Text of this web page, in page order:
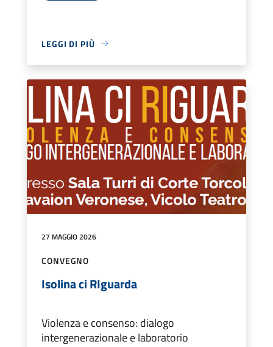
LEGGI DI PIÙ
27 MAGGIO 2026
CONVEGNO
Isolina ci RIguarda
Violenza e consenso: dialogo
intergenerazionale e laboratorio